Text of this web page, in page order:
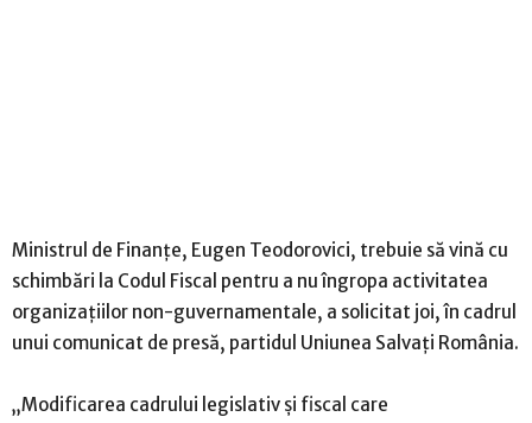
Ministrul de Finanţe, Eugen Teodorovici, trebuie să vină cu
schimbări la Codul Fiscal pentru a nu îngropa activitatea
organizaţiilor non-guvernamentale, a solicitat joi, în cadrul
unui comunicat de presă, partidul Uniunea Salvaţi România.
„Modificarea cadrului legislativ şi fiscal care